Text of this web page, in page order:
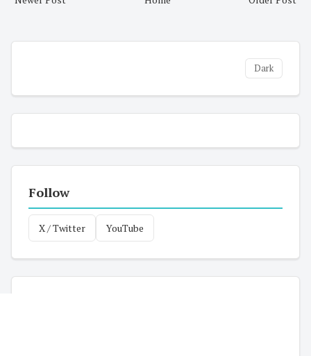
Dark
Follow
X / Twitter YouTube